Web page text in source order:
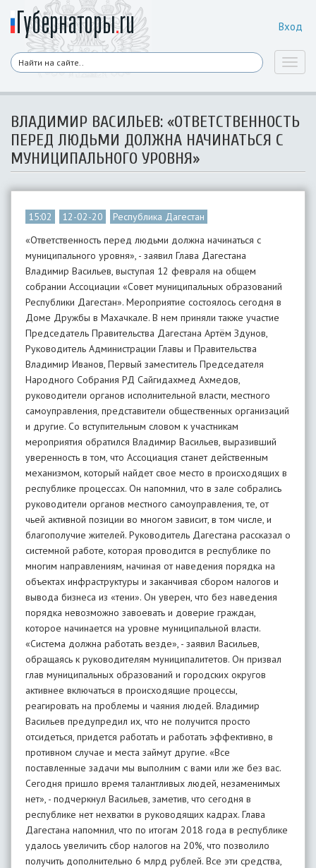
Вход
ВЛАДИМИР ВАСИЛЬЕВ: «ОТВЕТСТВЕННОСТЬ
ПЕРЕД ЛЮДЬМИ ДОЛЖНА НАЧИНАТЬСЯ С
МУНИЦИПАЛЬНОГО УРОВНЯ»
15:02 12-02-20
Республика Дагестан
«Ответственность перед людьми должна начинаться с
муниципального уровня», - заявил Глава Дагестана
Владимир Васильев, выступая 12 февраля на общем
собрании Ассоциации «Совет муниципальных образований
Республики Дагестан». Мероприятие состоялось сегодня в
Доме Дружбы в Махачкале. В нем приняли также участие
Председатель Правительства Дагестана Артём Здунов,
Руководитель Администрации Главы и Правительства
Владимир Иванов, Первый заместитель Председателя
Народного Собрания РД Сайгидахмед Ахмедов,
руководители органов исполнительной власти, местного
самоуправления, представители общественных организаций
и другие. Со вступительным словом к участникам
мероприятия обратился Владимир Васильев, выразивший
уверенность в том, что Ассоциация станет действенным
механизмом, который найдет свое место в происходящих в
республике процессах. Он напомнил, что в зале собрались
руководители органов местного самоуправления, те, от
чьей активной позиции во многом зависит, в том числе, и
благополучие жителей. Руководитель Дагестана рассказал о
системной работе, которая проводится в республике по
многим направлениям, начиная от наведения порядка на
объектах инфраструктуры и заканчивая сбором налогов и
вывода бизнеса из «тени». Он уверен, что без наведения
порядка невозможно завоевать и доверие граждан,
которое начинается на уровне муниципальной власти.
«Система должна работать везде», - заявил Васильев,
обращаясь к руководителям муниципалитетов. Он призвал
глав муниципальных образований и городских округов
активнее включаться в происходящие процессы,
реагировать на проблемы и чаяния людей. Владимир
Васильев предупредил их, что не получится просто
отсидеться, придется работать и работать эффективно, в
противном случае и места займут другие. «Все
поставленные задачи мы выполним с вами или же без вас.
Сегодня пришло время талантливых людей, незаменимых
нет», - подчеркнул Васильев, заметив, что сегодня в
республике нет нехватки в руководящих кадрах. Глава
Дагестана напомнил, что по итогам 2018 года в республике
удалось увеличить сбор налогов на 20%, что позволило
получить дополнительно 6 млрд рублей. Все эти средства,